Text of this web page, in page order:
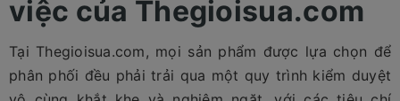
việc của Thegioisua.com
Tại Thegioisua.com, mọi sản phẩm được lựa chọn để
phân phối đều phải trải qua một quy trình kiểm duyệt